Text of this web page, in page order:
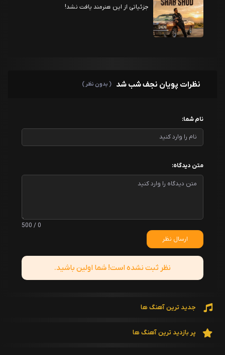
جزئیاتی از این هنرمند یافت نشد!
نظرات پویان نجف شب شد ( بدون نظر )
نام شما:
متن دیدگاه:
0 / 500
ارسال نظر
نظر ثبت نشده است! شما اولین باشید.
جدید ترین آهنگ ها
پر بازدید ترین آهنگ ها